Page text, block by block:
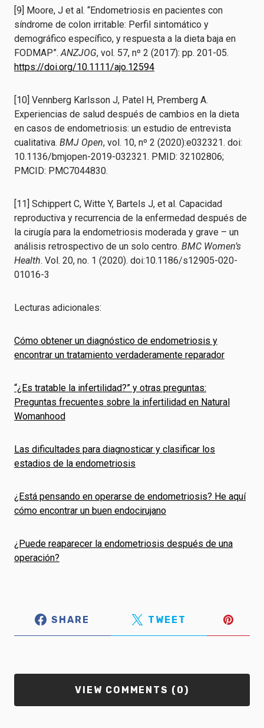
[9] Moore, J et al. “Endometriosis en pacientes con
síndrome de colon irritable: Perfil sintomático y
demográfico específico, y respuesta a la dieta baja en
FODMAP”.ANZJOG, vol. 57, nº 2 (2017): pp. 201-05.
https://doi.org/10.1111/ajo.12594
[10] Vennberg Karlsson J, Patel H, Premberg A.
Experiencias de salud después de cambios en la dieta
en casos de endometriosis: un estudio de entrevista
cualitativa. BMJ Open, vol. 10, nº 2 (2020):e032321. doi:
10.1136/bmjopen-2019-032321. PMID: 32102806;
PMCID: PMC7044830.
[11] Schippert C, Witte Y, Bartels J, et al. Capacidad
reproductiva y recurrencia de la enfermedad después de
la cirugía para la endometriosis moderada y grave – un
análisis retrospectivo de un solo centro. BMC Women’s
Health. Vol. 20, no. 1 (2020). doi:10.1186/s12905-020-
01016-3
Lecturas adicionales:
Cómo obtener un diagnóstico de endometriosis y
encontrar un tratamiento verdaderamente reparador
“¿Es tratable la infertilidad?” y otras preguntas:
Preguntas frecuentes sobre la infertilidad en Natural
Womanhood
Las dificultades para diagnosticar y clasificar los
estadios de la endometriosis
¿Está pensando en operarse de endometriosis? He aquí
cómo encontrar un buen endocirujano
¿Puede reaparecer la endometriosis después de una
operación?
SHARE TWEET
VIEW COMMENTS (0)